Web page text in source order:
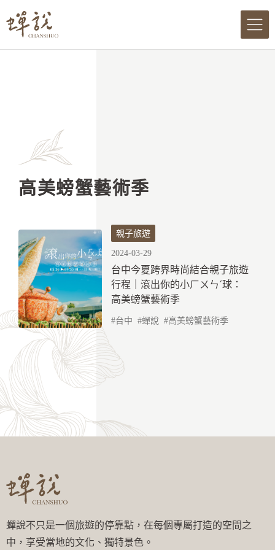
跳
至
主
高美螃蟹藝術季
親子旅遊
2024-03-29
台中今夏跨界時尚結合親子旅遊
行程｜滾出你的小ㄏㄨㄣˊ球：
高美螃蟹藝術季
台中 蟬說 高美螃蟹藝術季
蟬說不只是一個旅遊的停靠點，在每個專屬打造的空間之
中，享受當地的文化、獨特景色。